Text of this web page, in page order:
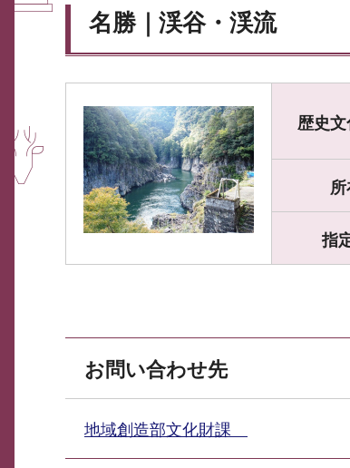
名勝｜渓谷・渓流
歴史
指
お問い合わせ先
地域創造部文化財課